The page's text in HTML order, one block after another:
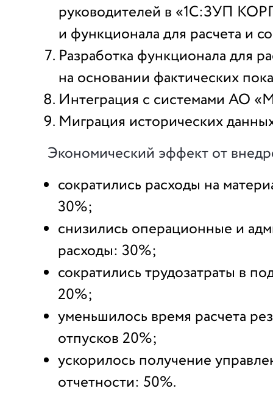
руководителей в «1С:ЗУП
и функционала для расчета и
Разработка функционала для
на основании фактических
Интеграция с системами АО
Миграция исторических
Экономический эффект от
сократились расходы на
30%;
снизились операционные и
расходы: 30%;
сократились трудозатраты в
20%;
уменьшилось время расчета
отпусков 20%;
ускорилось получение
отчетности: 50%.